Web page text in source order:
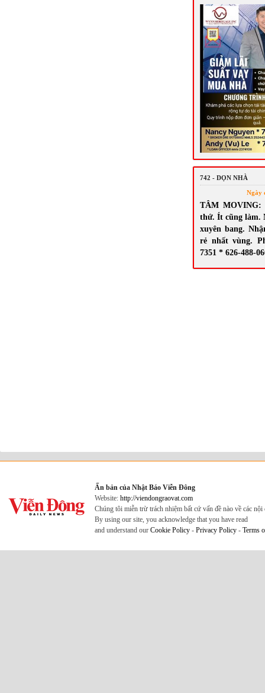
742 - DỌN NHÀ
Ngày
TÂM MOVING:
thứ. Ít cũng làm.
xuyên bang.
rẻ nhất vùng.
7351 * 626-488-
Ấn bản của Nhật Báo Viễn Đông
Website: http://viendongraovat.com
Chúng tôi miễn trừ trách nhiệm bất cứ vấn đề nào về các
By using our site, you acknowledge that you have read
and understand our Cookie Policy - Privacy Policy - Terms